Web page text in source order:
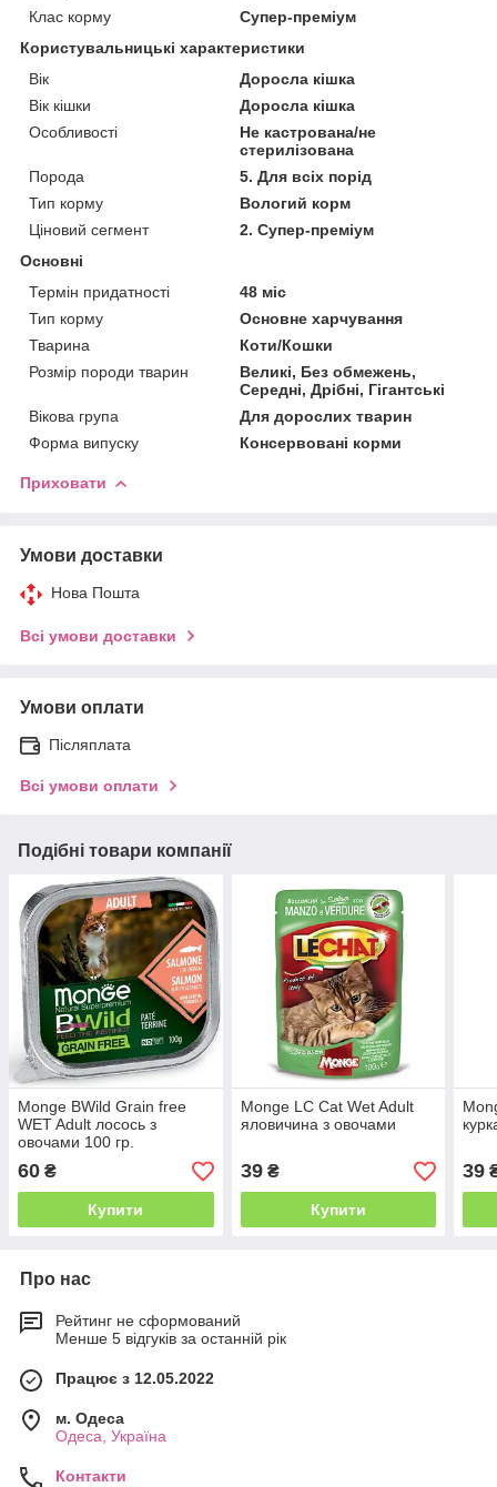
Клас корму
Супер-преміум
Користувальницькі характеристики
Вік
Доросла кішка
Вік кішки
Доросла кішка
Особливості
Не кастрована/не
стерилізована
Порода
5. Для всіх порід
Тип корму
Вологий корм
Ціновий сегмент
2. Супер-преміум
Основні
Термін придатності
48 міс
Тип корму
Основне харчування
Тварина
Коти/Кошки
Розмір породи тварин
Великі, Без обмежень,
Середні, Дрібні, Гігантські
Вікова група
Для дорослих тварин
Форма випуску
Консервовані корми
Приховати
Умови доставки
Нова Пошта
Всі умови доставки
Умови оплати
Післяплата
Всі умови оплати
Подібні товари компанії
Monge BWild Grain free
WET Adult лосось з
овочами 100 гр.
60 ₴
Купити
Monge LC Cat Wet Adult
яловичина з овочами
39₴
Купити
39
Про нас
Рейтинг не сформований
Менше 5 відгуків за останній рік
Працює з 12.05.2022
м. Одеса
Одеса, Україна
Контакти